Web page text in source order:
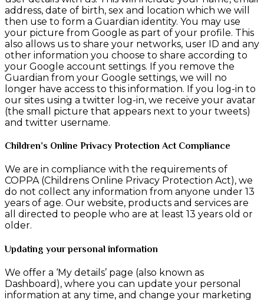
address, date of birth, sex and location which we will
then use to form a Guardian identity. You may use
your picture from Google as part of your profile. This
also allows us to share your networks, user ID and any
other information you choose to share according to
your Google account settings. If you remove the
Guardian from your Google settings, we will no
longer have access to this information. If you log-in to
our sites using a twitter log-in, we receive your avatar
(the small picture that appears next to your tweets)
and twitter username.
Children’s Online Privacy Protection Act Compliance
We are in compliance with the requirements of
COPPA (Childrens Online Privacy Protection Act), we
do not collect any information from anyone under 13
years of age. Our website, products and services are
all directed to people who are at least 13 years old or
older.
Updating your personal information
We offer a ‘My details’ page (also known as
Dashboard), where you can update your personal
information at any time, and change your marketing